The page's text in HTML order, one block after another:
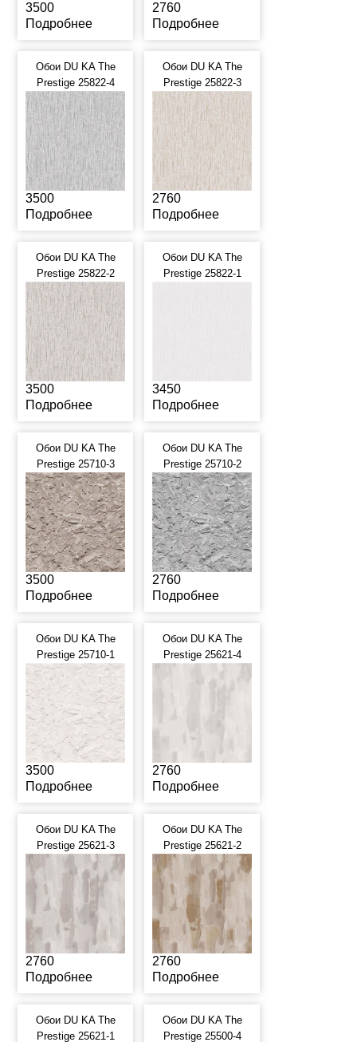
3500
Подробнее
2760
Подробнее
Обои DU KA The
Prestige 25822-4
3500
Подробнее
Обои DU KA The
Prestige 25822-3
2760
Подробнее
Обои DU KA The
Prestige 25822-2
3500
Подробнее
Обои DU KA The
Prestige 25822-1
3450
Подробнее
Обои DU KA The
Prestige 25710-3
3500
Подробнее
Обои DU KA The
Prestige 25710-2
2760
Подробнее
Обои DU KA The
Prestige 25710-1
3500
Подробнее
Обои DU KA The
Prestige 25621-4
2760
Подробнее
Обои DU KA The
Prestige 25621-3
2760
Подробнее
Обои DU KA The
Prestige 25621-2
2760
Подробнее
Обои DU KA The
Prestige 25621-1
Обои DU KA The
Prestige 25500-4